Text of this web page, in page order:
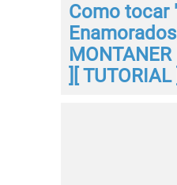
Como tocar
][ TUTORIAL